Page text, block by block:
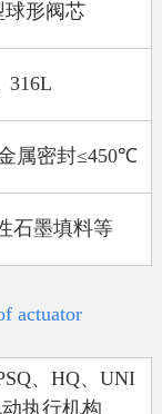
球形阀芯
316L
属密封≤450℃
石墨填料等
actuator
、 HQ、 UNI
执行机构